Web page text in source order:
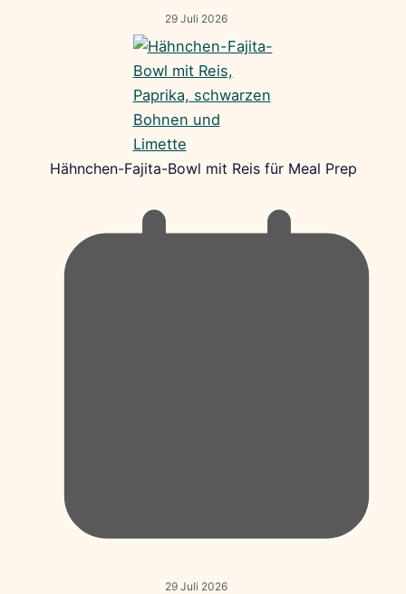
29 Juli 2026
Hähnchen-Fajita-Bowl mit Reis für Meal Prep
29 Juli 2026